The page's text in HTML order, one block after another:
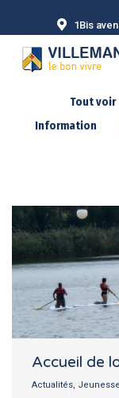
1Bis
Tout voir
Information
Accueil de
Actualités, Jeunesse